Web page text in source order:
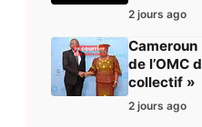
2 jours ago
de l’OMC
collectif »
2 jours ago